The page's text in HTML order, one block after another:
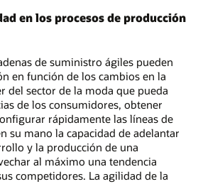
en los procesos de producción
de suministro ágiles pueden
en función de los cambios en la
del sector de la moda que pueda
de los consumidores, obtener
rápidamente las líneas de
su mano la capacidad de adelantar
y la producción de una
al máximo una tendencia
competidores. La agilidad de la